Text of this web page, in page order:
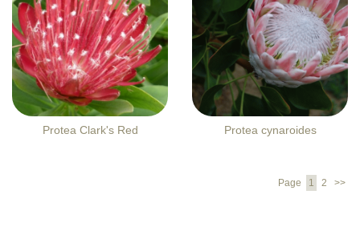
Protea Clark's Red Protea cynaroides
Page 1 2 >>